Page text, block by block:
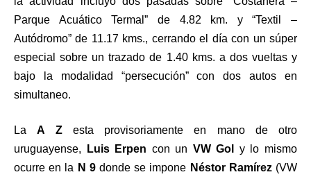
Parque Acuático Termal” de 4.82 km. y “Textil –
Autódromo” de 11.17 kms., cerrando el día con un súper
especial sobre un trazado de 1.40 kms. a dos vueltas y
bajo la modalidad “persecución” con dos autos en
simultaneo.
LaA Zesta provisoriamente en mano de otro
uruguayense,
Luis Erpen con un VW Gol
y lo mismo
ocurre en la N 9donde se impone Néstor Ramírez(VW